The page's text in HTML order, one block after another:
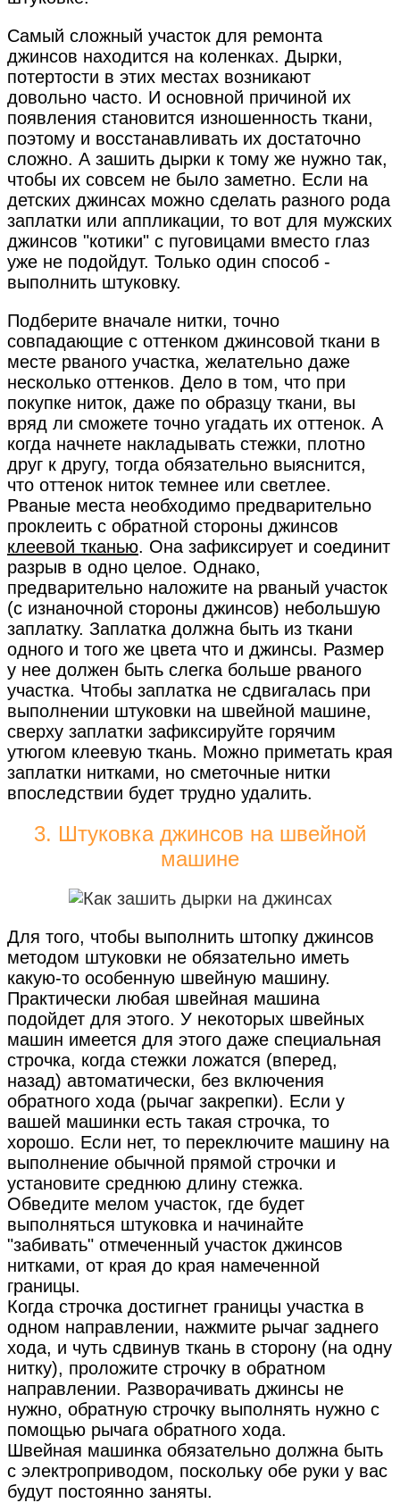
Самый сложный участок для ремонта
джинсов находится на коленках. Дырки,
потертости в этих местах возникают
довольно часто. И основной причиной их
появления становится изношенность ткани,
поэтому и восстанавливать их достаточно
сложно. А зашить дырки к тому же нужно так,
чтобы их совсем не было заметно. Если на
детских джинсах можно сделать разного рода
заплатки или аппликации, то вот для мужских
джинсов "котики" с пуговицами вместо глаз
уже не подойдут. Только один способ -
выполнить штуковку.
Подберите вначале нитки, точно
совпадающие с оттенком джинсовой ткани в
месте рваного участка, желательно даже
несколько оттенков. Дело в том, что при
покупке ниток, даже по образцу ткани, вы
вряд ли сможете точно угадать их оттенок. А
когда начнете накладывать стежки, плотно
друг к другу, тогда обязательно выяснится,
что оттенок ниток темнее или светлее.
Рваные места необходимо предварительно
проклеить с обратной стороны джинсов
клеевой тканью. Она зафиксирует и соединит
разрыв в одно целое. Однако,
предварительно наложите на рваный участок
(с изнаночной стороны джинсов) небольшую
заплатку. Заплатка должна быть из ткани
одного и того же цвета что и джинсы. Размер
у нее должен быть слегка больше рваного
участка. Чтобы заплатка не сдвигалась при
выполнении штуковки на швейной машине,
сверху заплатки зафиксируйте горячим
утюгом клеевую ткань. Можно приметать края
заплатки нитками, но сметочные нитки
впоследствии будет трудно удалить.
3. Штуковка джинсов на швейной
машине
Для того, чтобы выполнить штопку джинсов
методом штуковки не обязательно иметь
какую-то особенную швейную машину.
Практически любая швейная машина
подойдет для этого. У некоторых швейных
машин имеется для этого даже специальная
строчка, когда стежки ложатся (вперед,
назад) автоматически, без включения
обратного хода (рычаг закрепки). Если у
вашей машинки есть такая строчка, то
хорошо. Если нет, то переключите машину на
выполнение обычной прямой строчки и
установите среднюю длину стежка.
Обведите мелом участок, где будет
выполняться штуковка и начинайте
"забивать" отмеченный участок джинсов
нитками, от края до края намеченной
границы.
Когда строчка достигнет границы участка в
одном направлении, нажмите рычаг заднего
хода, и чуть сдвинув ткань в сторону (на одну
нитку), проложите строчку в обратном
направлении. Разворачивать джинсы не
нужно, обратную строчку выполнять нужно с
помощью рычага обратного хода.
Швейная машинка обязательно должна быть
с электроприводом, поскольку обе руки у вас
будут постоянно заняты.